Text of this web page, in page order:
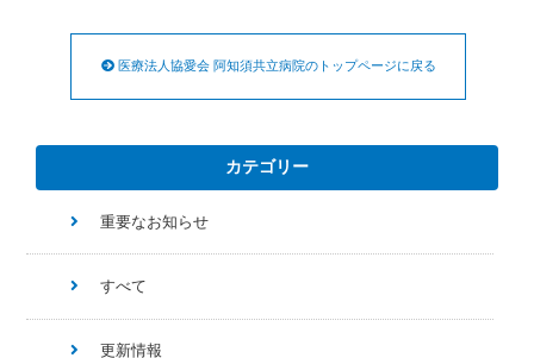
医療法人協愛会 阿知須共立病院のトップページに戻る
カテゴリー
重要なお知らせ
すべて
更新情報